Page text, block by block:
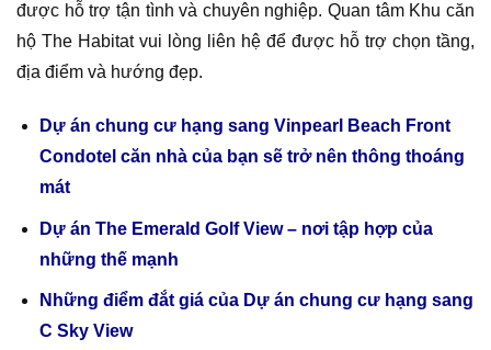
được hỗ trợ tận tình và chuyên nghiệp. Quan tâm Khu căn
hộ The Habitat vui lòng liên hệ để được hỗ trợ chọn tầng,
địa điểm và hướng đẹp.
Dự án chung cư hạng sang Vinpearl Beach Front
Condotel căn nhà của bạn sẽ trở nên thông thoáng
mát
Dự án The Emerald Golf View – nơi tập hợp của
những thế mạnh
Những điểm đắt giá của Dự án chung cư hạng sang
C Sky View